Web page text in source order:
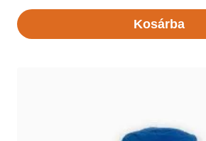
Kosárba